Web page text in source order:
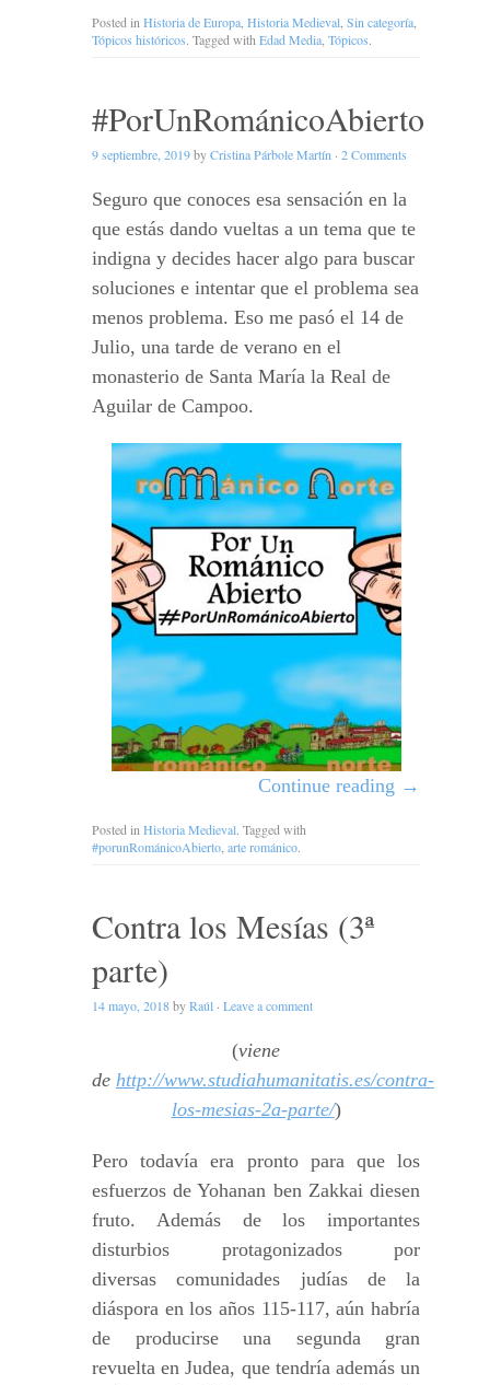
Posted in Historia de Europa Historia Medieval Sin categoría
Tópicos históricos. Tagged with Edad Media Tópicos.
#PorUnRománicoAbierto
9 septiembre, 2019byCristina Párbole Martín · 2 Comments
Seguro que conoces esa sensación en la
que estás dando vueltas a un tema que te
indigna y decides hacer algo para buscar
soluciones e intentar que el problema sea
menos problema. Eso me pasó el 14 de
Julio, una tarde de verano en el
monasterio de Santa María la Real de
Aguilar de Campoo.
Continue reading →
Posted in Historia Medieval. Tagged with
#porunRománicoAbierto arte románico.
Contra los Mesías (3ª
parte)
14 mayo, 2018byRaúl · Leave a comment
(viene
de http://www.studiahumanitatis.es/contra-
los-mesias-2a-parte/)
Pero todavía era pronto para que los
esfuerzos de Yohanan ben Zakkai diesen
fruto. Además de los importantes
disturbios protagonizados por
diversas comunidades judías de la
diáspora en los años 115-117, aún habría
de producirse una segunda gran
revuelta en Judea, que tendría además un